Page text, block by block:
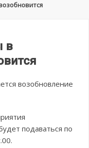
в
возобновление
подаваться по